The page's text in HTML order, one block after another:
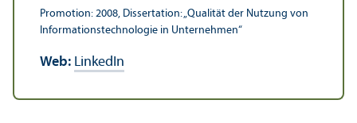
Promotion: 2008, Dissertation: „Qualität der Nutzung von
Informations­technologie in Unter­nehmen“
Web: LinkedIn